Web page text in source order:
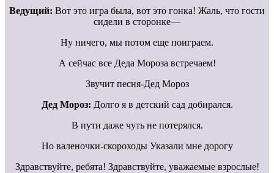
Ведущий: Вот это игра была, вот это гонка! Жаль, что гости
сидели в сторонке—
Ну ничего, мы потом еще поиграем.
А сейчас все Деда Мороза встречаем!
Звучит песня-Дед Мороз
Дед Мороз: Долго я в детский сад добирался.
В пути даже чуть не потерялся.
Но валеночки-скороходы Указали мне дорогу
Здравствуйте, ребята! Здравствуйте, уважаемые взрослые!